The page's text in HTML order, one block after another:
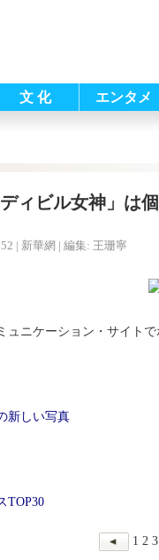
文 化 エンタメ
ィビル女神」は
| 新華網 | 編集: 王珊寧
ニケーション・サイト
新しい写真
TOP30
1 2 3